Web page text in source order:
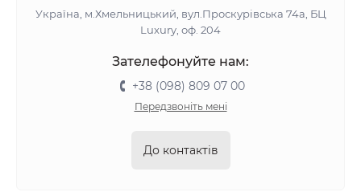
Україна, м.Хмельницький, вул.Проскурівська 74а, БЦ
Luxury, оф. 204
Зателефонуйте нам:
+38 (098) 809 07 00
Передзвоніть мені
До контактів